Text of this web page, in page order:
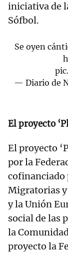
iniciativa de
Sófbol.
Se oyen
— Diario de
El proyecto
El proyecto
por la
cofinanciado
Migratorias y
y la Unión
social de las
la
proyecto la